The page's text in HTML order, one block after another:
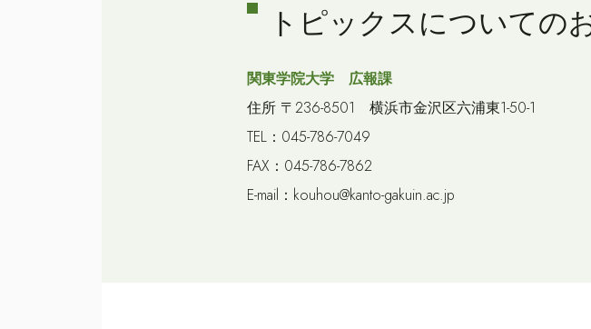
トピックスについての
関東学院大学 広報課
住所 〒236-8501 横浜市金沢区六浦東1-50-1
TEL：045-786-7049
FAX：045-786-7862
E-mail：kouhou@kanto-gakuin.ac.jp